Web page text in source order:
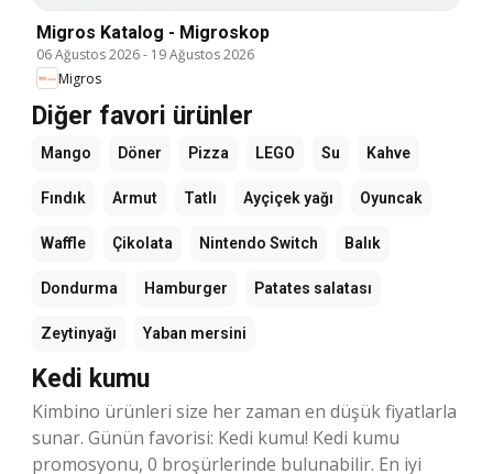
Migros Katalog - Migroskop
06 Ağustos 2026- 19 Ağustos 2026
Migros
Diğer favori ürünler
Mango Döner Pizza LEGO Su Kahve
Fındık Armut Tatlı Ayçiçek yağı Oyuncak
Waffle Çikolata Nintendo Switch Balık
Dondurma Hamburger Patates salatası
Zeytinyağı Yaban mersini
Kedi kumu
Kimbino ürünleri size her zaman en düşük fiyatlarla
sunar. Günün favorisi: Kedi kumu! Kedi kumu
promosyonu, 0 broşürlerinde bulunabilir. En iyi